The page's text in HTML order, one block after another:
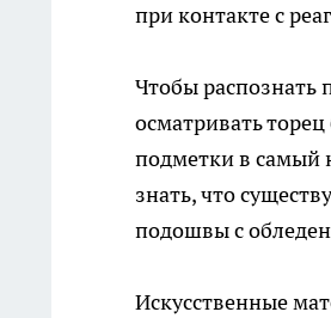
при контакте с
Чтобы распознать
осматривать
подметки в самый
знать, что
подошвы с
Искусственные